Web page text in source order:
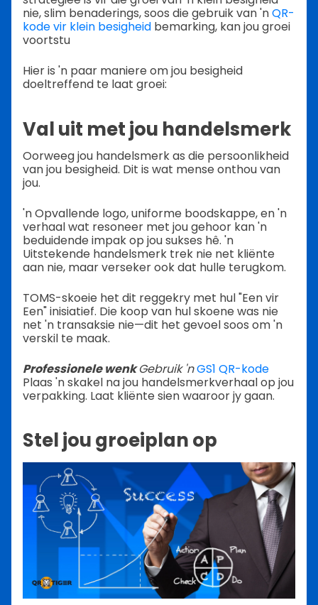
nie, slim benaderings, soos die gebruik van 'nQR-
kode vir klein besigheid bemarking, kan jou groei
voortstu
Hier is 'n paar maniere om jou besigheid
doeltreffend te laat groei:
Val uit met jou handelsmerk
Oorweeg jou handelsmerk as die persoonlikheid
van jou besigheid. Dit is wat mense onthou van
jou.
'n Opvallende logo, uniforme boodskappe, en 'n
verhaal wat resoneer met jou gehoor kan 'n
beduidende impak op jou sukses hê. 'n
Uitstekende handelsmerk trek nie net kliënte
aan nie, maar verseker ook dat hulle terugkom.
TOMS-skoeie het dit reggekry met hul "Een vir
Een" inisiatief. Die koop van hul skoene was nie
net 'n transaksie nie—dit het gevoel soos om 'n
verskil te maak.
Professionele wenkGebruik 'nGS1 QR-kode
Plaas 'n skakel na jou handelsmerkverhaal op jou
verpakking. Laat kliënte sien waaroor jy gaan.
Stel jou groeiplan op